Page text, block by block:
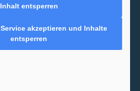
Inhalt entsperren
akzeptieren und Inhalte
entsperren